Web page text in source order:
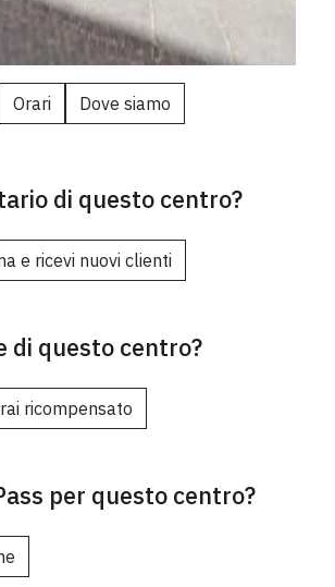
Orari Dove siamo
di questo centro?
e ricevi nuovi clienti
di questo centro?
ricompensato
per questo centro?